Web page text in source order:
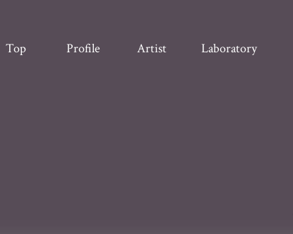
Top Profile Artist Laboratory